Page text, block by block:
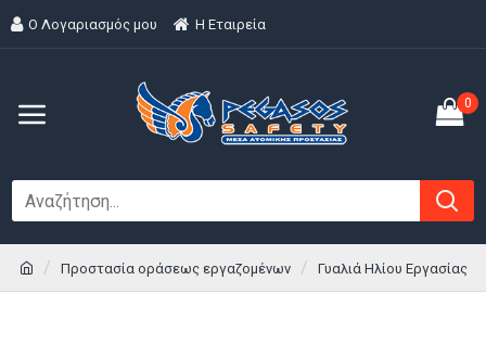
Ο Λογαριασμός μου H Εταιρεία
0
Προστασία οράσεως εργαζομένων Γυαλιά Ηλίου Εργασίας